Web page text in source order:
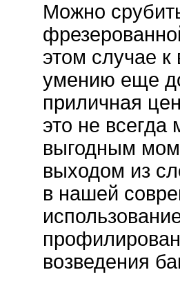
Можно
этом случае
умению еще
приличная
это не всегда
выгодным
выходом из
в нашей
возведения